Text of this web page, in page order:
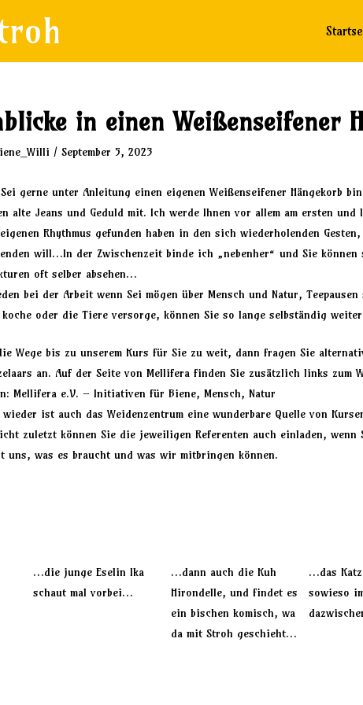
in einen Weißenseifener
/ September 5, 2023
gerne unter Anleitung einen eigenen Weißenseifener Hängekorb
alte Jeans und Geduld mit. Ich werde Ihnen vor allem am ersten
Rhythmus gefunden haben in den sich wiederholenden
will…In der Zwischenzeit binde ich „nebenher“ und Sie
oft selber absehen…
bei der Arbeit wenn Sei mögen über Mensch und Natur,
koche oder die Tiere versorge, können Sie so lange selbständig
Wege bis zu unserem Kurs für Sie zu weit, dann fragen Sie
an. Auf der Seite von Mellifera finden Sie zusätzlich links zum
Mellifera e.V. – Initiativen für Biene, Mensch, Natur
wieder ist auch das Weidenzentrumeine wunderbare Quelle von
zuletzt können Sie die jeweiligen Referenten auch einladen,
uns, was es braucht und was wir mitbringen können.
…die junge Eselin Ika
schaut mal vorbei…
…dann auch die Kuh
Hirondelle, und findet es
ein bischen komisch, wa
da mit Stroh geschieht…
…das
sowieso